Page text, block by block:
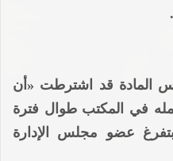
الـ8 من نفس المادة قد اشترطت «أن
عمله في المكتب طوال فترة
عضو مجلس الإدارة